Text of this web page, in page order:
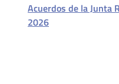
Acuerdos de la Junta
2026